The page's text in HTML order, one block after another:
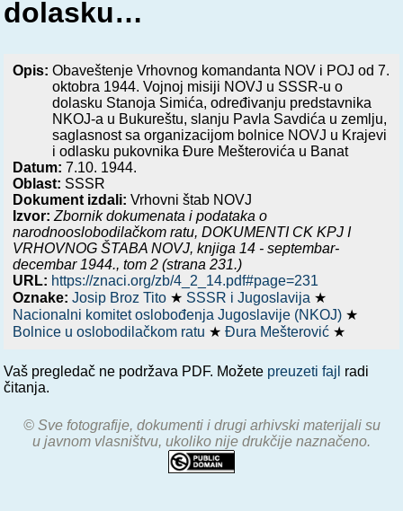
dolasku…
Opis:Obaveštenje Vrhovnog komandanta NOV i POJ od 7.
oktobra 1944. Vojnoj misiji NOVJ u SSSR-u o
dolasku Stanoja Simića, određivanju predstavnika
NKOJ-a u Bukureštu, slanju Pavla Savdića u zemlju,
saglasnost sa organizacijom bolnice NOVJ u Krajevi
i odlasku pukovnika Đure Mešterovića u Banat
Datum:7.10. 1944.
Oblast: SSSR
Dokument izdali: Vrhovni štab NOVJ
Izvor: Zbornik dokumenata i podataka o
narodnooslobodilačkom ratu,DOKUMENTI CK KPJ I
VRHOVNOG ŠTABA NOVJ, knjiga 14 - septembar-
decembar 1944., tom 2 (strana 231.)
URL: https://znaci.org/zb/4_2_14.pdf#page=231
Oznake:Josip Broz Tito ★ SSSR i Jugoslavija ★
Nacionalni komitet oslobođenja Jugoslavije (NKOJ) ★
Bolnice u oslobodilačkom ratu ★Đura Mešterović ★
Vaš pregledač ne podržava PDF. Možete preuzeti fajl radi
čitanja.
© Sve fotografije, dokumenti i drugi arhivski materijali su
u javnom vlasništvu, ukoliko nije drukčije naznačeno.